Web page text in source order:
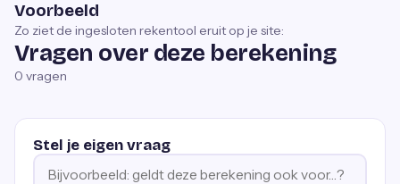
Voorbeeld
Zo ziet de ingesloten rekentool eruit op je site:
Vragen over deze berekening
0 vragen
Stel je eigen vraag